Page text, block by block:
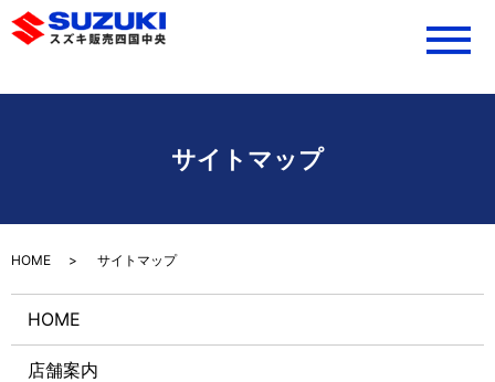
メ
サイトマップ
HOME サイトマップ
HOME
店舗案内